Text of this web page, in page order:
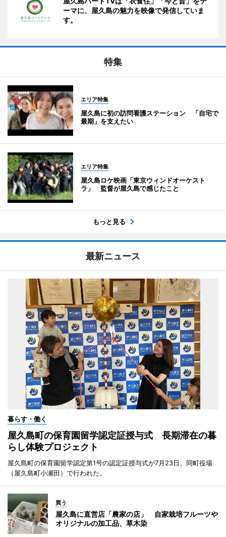
ーマに、屋久島の魅力を映像で発信していま
す。
特集
エリア特集
屋久島に初の訪問看護ステーション 「自宅で
最期」を支えたい
エリア特集
屋久島ロケ映画「東京ウィンドオーケスト
ラ」 監督が屋久島で感じたこと
もっと見る
最新ニュース
暮らす・働く
屋久島町の保育園留学認定証授与式 長期滞在の暮
らし体験プロジェクト
屋久島町の保育園留学認定第1号の認定証授与式が7月23日、同町役場
（屋久島町小瀬田）で行われた。
買う
屋久島に直営店「農家の店」 自家栽培フルーツや
オリジナルの加工品、草木染